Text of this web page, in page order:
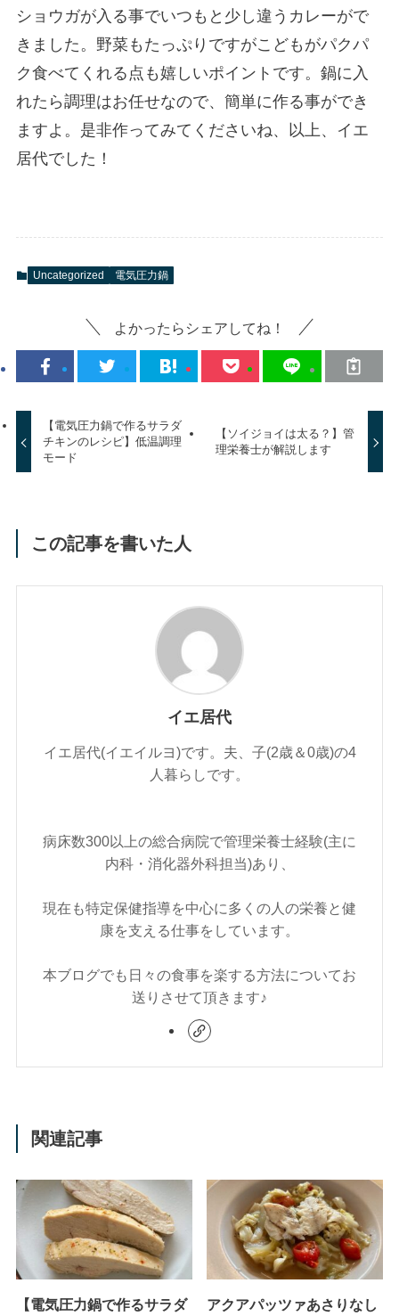
ショウガが入る事でいつもと少し違うカレーがで
きました。野菜もたっぷりですがこどもがパクパ
ク食べてくれる点も嬉しいポイントです。鍋に入
れたら調理はお任せなので、簡単に作る事ができ
ますよ。是非作ってみてくださいね、以上、イエ
居代でした！
Uncategorized 電気圧力鍋
よかったらシェアしてね！
【電気圧力鍋で作るサラダ
チキンのレシピ】低温調理
モード
【ソイジョイは太る？】管
理栄養士が解説します
この記事を書いた人
イエ居代
イエ居代(イエイルヨ)です。夫、子(2歳＆0歳)の4
人暮らしです。
病床数300以上の総合病院で管理栄養士経験(主に
内科・消化器外科担当)あり、
現在も特定保健指導を中心に多くの人の栄養と健
康を支える仕事をしています。
本ブログでも日々の食事を楽する方法についてお
送りさせて頂きます♪
関連記事
【電気圧力鍋で作るサラダ
アクアパッツァあさりなし